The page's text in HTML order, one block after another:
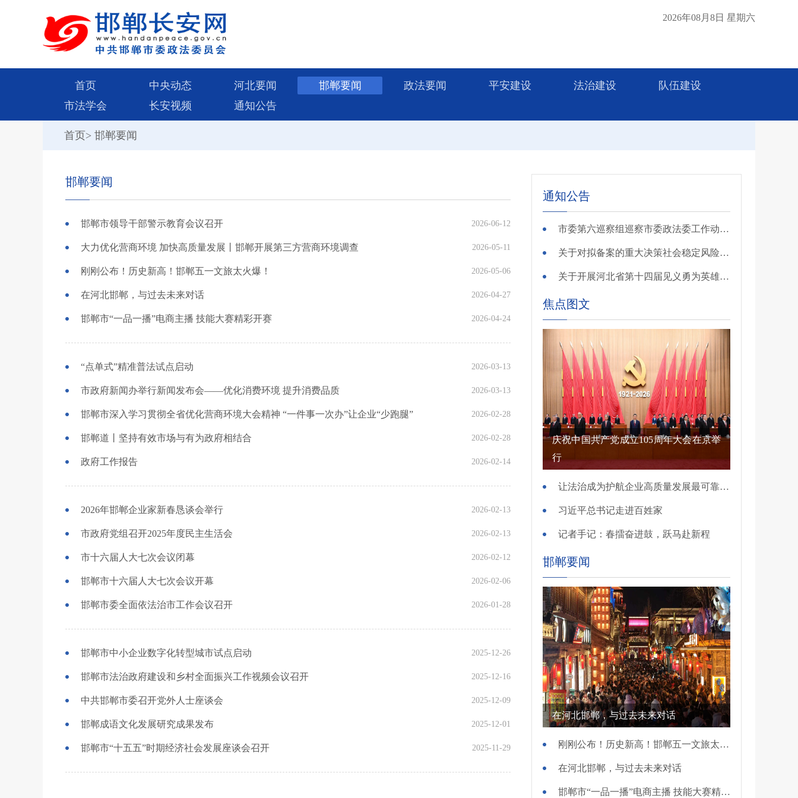
2026年08月8日 星期六
首页 中央动态 河北要闻 邯郸要闻 政法要闻 平安建设 法治建设
队伍建设
市法学会
长安视频 通知公告
首页> 邯郸要闻
邯郸要闻
邯郸市领导干部警示教育会议召开 2026-06-12
大力优化营商环境 加快高质量发展丨邯郸开展第三方营商环境调查 2026-05-11
刚刚公布！历史新高！邯郸五一文旅太火爆！ 2026-05-06
在河北邯郸，与过去未来对话 2026-04-27
邯郸市“一品一播”电商主播 技能大赛精彩开赛 2026-04-24
“点单式”精准普法试点启动 2026-03-13
市政府新闻办举行新闻发布会——优化消费环境 提升消费品质 2026-03-13
邯郸市深入学习贯彻全省优化营商环境大会精神 “一件事一次办”让企业“少跑腿” 2026-02-28
邯郸道丨坚持有效市场与有为政府相结合 2026-02-28
政府工作报告 2026-02-14
2026年邯郸企业家新春恳谈会举行 2026-02-13
市政府党组召开2025年度民主生活会 2026-02-13
市十六届人大七次会议闭幕 2026-02-12
邯郸市十六届人大七次会议开幕 2026-02-06
邯郸市委全面依法治市工作会议召开 2026-01-28
邯郸市中小企业数字化转型城市试点启动 2025-12-26
邯郸市法治政府建设和乡村全面振兴工作视频会议召开 2025-12-16
中共邯郸市委召开党外人士座谈会 2025-12-09
邯郸成语文化发展研究成果发布 2025-12-01
邯郸市“十五五”时期经济社会发展座谈会召开 2025-11-29
通知公告
市委第六巡察组巡察市委政法委工作动员会召开
关于对拟备案的重大决策社会稳定风险评估第三方机构进行公示的公告
关于开展河北省第十四届见义勇为英雄 （群体）评选的公示
焦点图文
庆祝中国共产党成立105周年大会在京举
行
让法治成为护航企业高质量发展最可靠保障——国新办发布会介绍规范涉企行政执法专项行动有关情况
习近平总书记走进百姓家
记者手记：春擂奋进鼓，跃马赴新程
邯郸要闻
在河北邯郸，与过去未来对话
刚刚公布！历史新高！邯郸五一文旅太火爆！
在河北邯郸，与过去未来对话
邯郸市“一品一播”电商主播 技能大赛精彩开赛